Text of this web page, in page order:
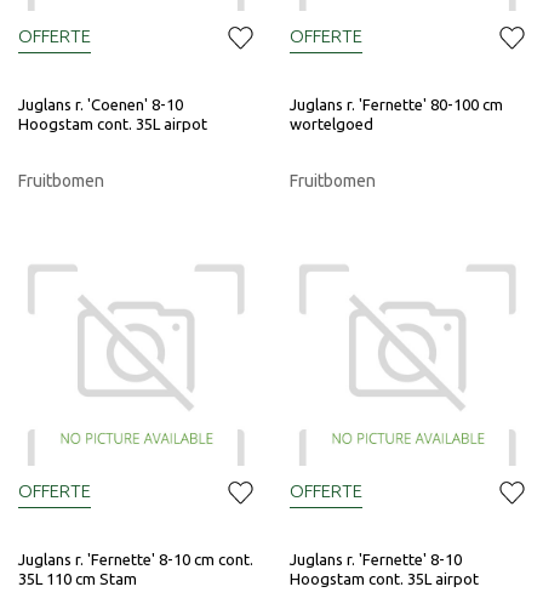
Juglans r. 'Coenen' 8-10
Hoogstam cont. 35L airpot
Fruitbomen
OFFERTE
Juglans r. 'Fernette' 80-100 cm
wortelgoed
Fruitbomen
OFFERTE
Juglans r. 'Fernette' 8-10 cm cont.
35L 110 cm Stam
OFFERTE
Juglans r. 'Fernette' 8-10
Hoogstam cont. 35L airpot
OFFERTE